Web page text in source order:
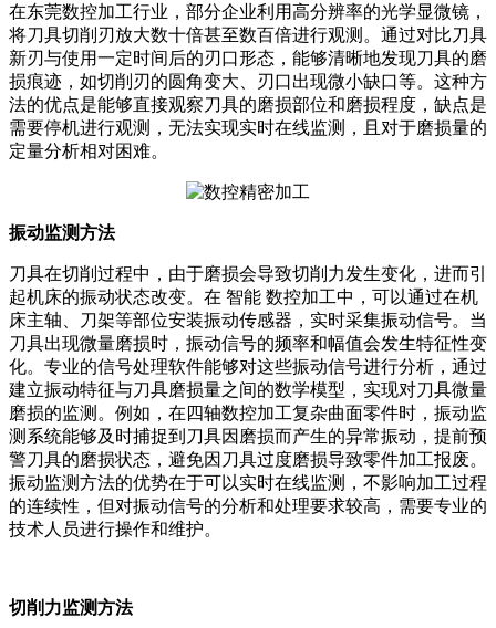
在东莞数控加工行业，部分企业利用高分辨率的光学显微镜，
将刀具切削刃放大数十倍甚至数百倍进行观测。通过对比刀具
新刃与使用一定时间后的刃口形态，能够清晰地发现刀具的磨
损痕迹，如切削刃的圆角变大、刃口出现微小缺口等。这种方
法的优点是能够直接观察刀具的磨损部位和磨损程度，缺点是
需要停机进行观测，无法实现实时在线监测，且对于磨损量的
定量分析相对困难。
振动监测方法
刀具在切削过程中，由于磨损会导致切削力发生变化，进而引
起机床的振动状态改变。在 智能 数控加工中，可以通过在机
床主轴、刀架等部位安装振动传感器，实时采集振动信号。当
刀具出现微量磨损时，振动信号的频率和幅值会发生特征性变
化。专业的信号处理软件能够对这些振动信号进行分析，通过
建立振动特征与刀具磨损量之间的数学模型，实现对刀具微量
磨损的监测。例如，在四轴数控加工复杂曲面零件时，振动监
测系统能够及时捕捉到刀具因磨损而产生的异常振动，提前预
警刀具的磨损状态，避免因刀具过度磨损导致零件加工报废。
振动监测方法的优势在于可以实时在线监测，不影响加工过程
的连续性，但对振动信号的分析和处理要求较高，需要专业的
技术人员进行操作和维护。
切削力监测方法